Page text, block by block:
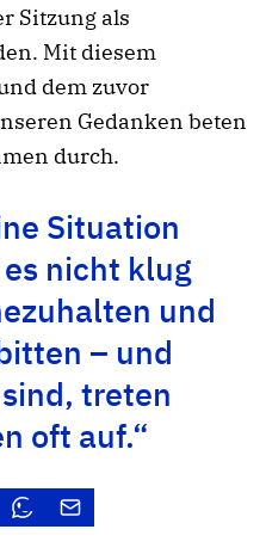
Sitzung als
Mit diesem
dem zuvor
Gedanken beten
durch.
Situation
nicht klug
und
– und
treten
oft auf.“